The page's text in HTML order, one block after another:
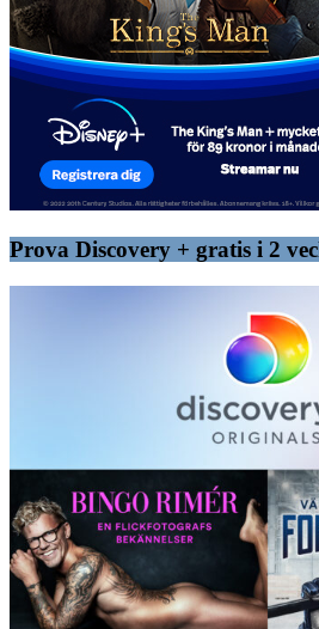
Prova Discovery + gratis i 2